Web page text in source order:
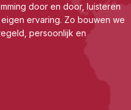
door en door, luisteren
ervaring. Zo bouwen we
persoonlijk en